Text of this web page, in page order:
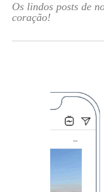
Os lindos posts de
coração!